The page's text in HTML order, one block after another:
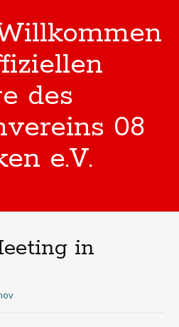
des
08
e.V.
in